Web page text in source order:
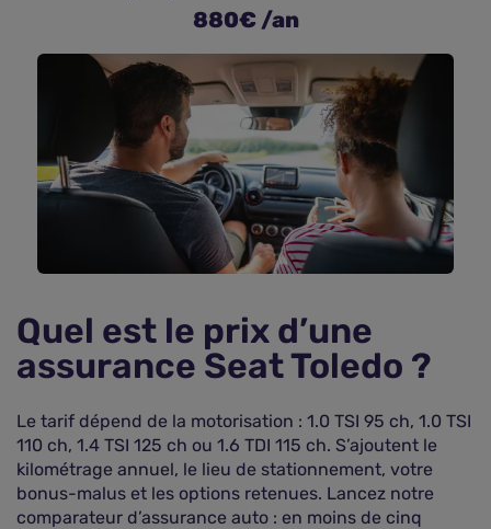
880€ /an
Quel est le prix d’une
assurance Seat Toledo ?
Le tarif dépend de la motorisation : 1.0 TSI 95 ch, 1.0 TSI
110 ch, 1.4 TSI 125 ch ou 1.6 TDI 115 ch. S’ajoutent le
kilométrage annuel, le lieu de stationnement, votre
bonus-malus et les options retenues. Lancez notre
comparateur d’assurance auto : en moins de cinq